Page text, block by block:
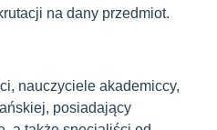
na dany przedmiot.
nauczyciele akademiccy,
posiadający